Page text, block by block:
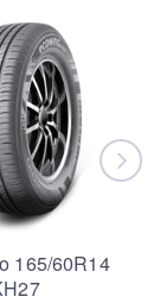
165/60R14